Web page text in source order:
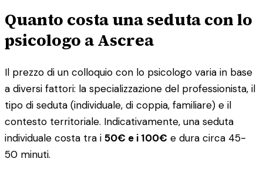
Quanto costa una seduta con lo
psicologo a Ascrea
Il prezzo di un colloquio con lo psicologo varia in base
a diversi fattori: la specializzazione del professionista, il
tipo di seduta (individuale, di coppia, familiare) e il
contesto territoriale. Indicativamente, una seduta
individuale costa tra i 50€ e i 100€ e dura circa 45-
50 minuti.